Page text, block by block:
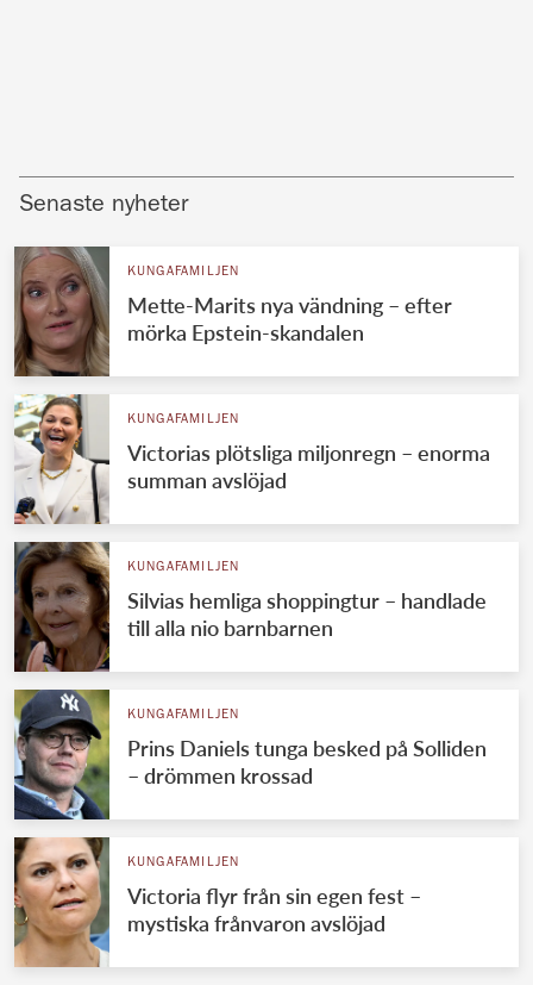
Senaste nyheter
KUNGAFAMILJEN
Mette-Marits nya vändning – efter
mörka Epstein-skandalen
KUNGAFAMILJEN
Victorias plötsliga miljonregn – enorma
summan avslöjad
KUNGAFAMILJEN
Silvias hemliga shoppingtur – handlade
till alla nio barnbarnen
KUNGAFAMILJEN
Prins Daniels tunga besked på Solliden
– drömmen krossad
KUNGAFAMILJEN
Victoria flyr från sin egen fest –
mystiska frånvaron avslöjad